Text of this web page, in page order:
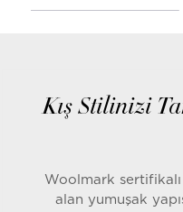
Kış Stilinizi
Woolmark
alan yumuşak